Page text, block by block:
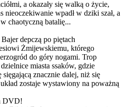
a okazały się walką o życie,
wpadł w dziki szał, a
chaotyczną batalię...
depczą po piętach
Żmijewskiemu, którego
do góry nogami. Trop
miasta ssaków, gdzie
znacznie dalej, niż się
zostaje wystawiony na poważną
DVD!